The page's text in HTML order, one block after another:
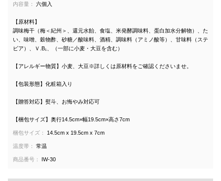
内容量： 六個入
【原材料】
調味梅干（梅＜紀州＞、還元水飴、食塩、米発酵調味料、蛋白加水分解物）、た
い、味噌、穀物酢、砂糖／酸味料、酒精、調味料（アミノ酸等）、甘味料（ステ
ビア）、Ｖ.B₁、（一部に小麦・大豆を含む）
【アレルギー物質】小麦、大豆※詳しくは原材料をご確認くださいませ。
【包装形態】化粧箱入り
【贈答対応】熨斗、お悔やみ対応可
【梱包サイズ】奥行14.5cm×幅19.5cm×高さ7cm
梱包サイズ： 14.5cm x 19.5cm x 7cm
温度帯： 常温
商品番号： IW-30